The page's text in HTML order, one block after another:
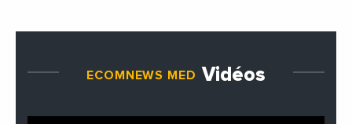
ECOMNEWS MED Vidéos